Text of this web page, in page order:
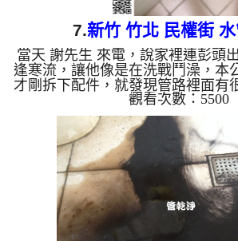
7.新竹 竹北 民權街
當天 謝先生 來電，說家裡連彭頭
逢寒流，讓他像是在洗戰鬥澡，本
才剛拆下配件，就發現管路裡面有
公司架設 管路清洗機 ，開始 清洗
水龍頭流出，水很油膩，而且水面
漂浮，如下圖，客戶 謝先生 很訝
誇張， 水管清洗 約兩個小時後，
生 能快樂的洗熱水澡了。 清洗水
管, 熱水管堵塞, 熱水忽冷忽
觀看次數：5500